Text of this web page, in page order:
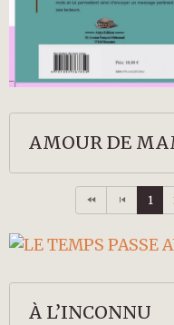
AMOUR DE
1
À L’INCONNU